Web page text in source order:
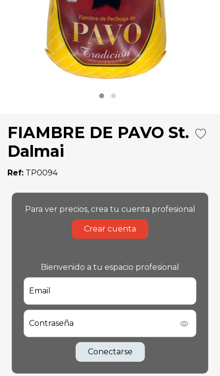
FIAMBRE DE PAVO St.
Dalmai
Ref: TP0094
Para ver precios, crea tu cuenta profesional
Crear cuenta
Bienvenido a tu espacio profesional
Email
Contraseña
Conectarse